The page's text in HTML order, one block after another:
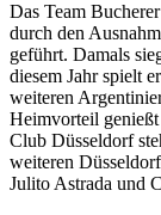
Das Team
durch den
geführt. Damals
diesem Jahr spielt
weiteren
Heimvorteil
Club Düsseldorf
weiteren
Julito Astrada und